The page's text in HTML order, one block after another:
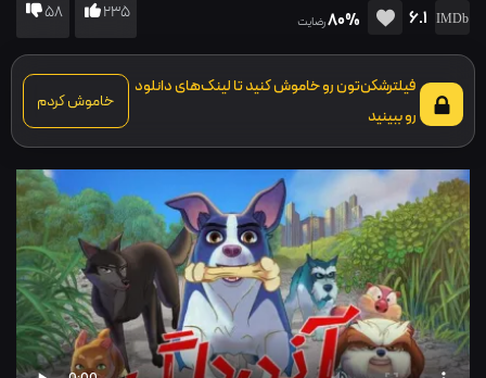
6.1
80%رضایت 235
58
فیلترشکن‌تون رو خاموش کنید تا لینک‌های دانلود
رو ببینید
خاموش کردم